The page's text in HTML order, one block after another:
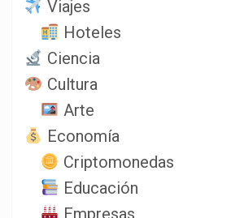
Viajes
Hoteles
Ciencia
Cultura
Arte
Economía
Criptomonedas
Educación
Empresas